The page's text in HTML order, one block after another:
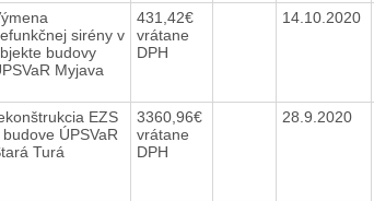
sirény v
budovy
Myjava
431,42€
vrátane
DPH
14.10.2020
EZS
budove ÚPSVaR
Turá
3360,96€
vrátane
DPH
28.9.2020